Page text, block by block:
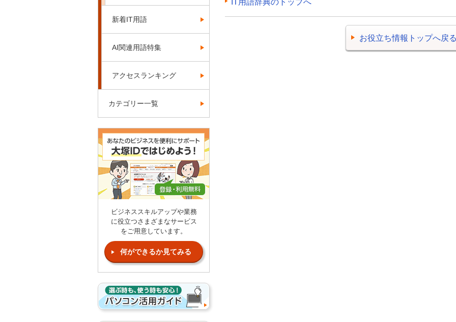
IT用語辞典のトップへ
お役立ち情報トップへ戻
新着IT用語
AI関連用語特集
アクセスランキング
カテゴリー一覧
ビジネススキルアップや業務
に役立つさまざまなサービス
をご用意しています。
何ができるか見てみる